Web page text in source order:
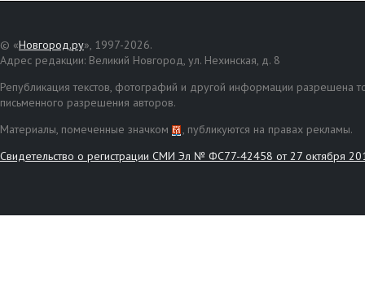
© «Новгород.ру», 1997-2026.
Адрес редакции: Великий Новгород, ул. Нехинская, д. 8
Републикация текстов, фотографий и другой информации разрешена
письменного разрешения авторов.
Материалы, помеченные значком
, публикуются на правах рекламы.
Свидетельство о регистрации СМИ Эл № ФС77-42458 от 27 октября